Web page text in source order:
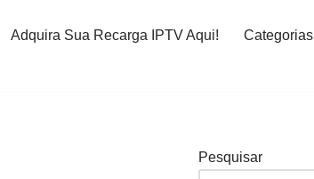
Adquira Sua Recarga IPTV Aqui! Categorias
Pesquisar